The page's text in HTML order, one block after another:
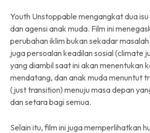
Youth Unstoppable mengangkat dua isu
dan agensi anak muda. Film ini
perubahan iklim bukan sekadar
juga persoalan keadilan sosial (climate
yang diambil saat ini akan menentukan
mendatang, dan anak muda menuntut
(just transition) menuju masa depan
dan setara bagi semua.
Selain itu, film ini juga memperlihatkan